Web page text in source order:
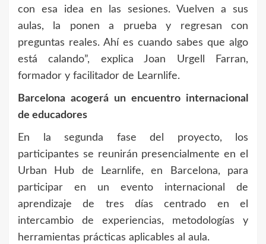
con esa idea en las sesiones. Vuelven a sus
aulas, la ponen a prueba y regresan con
preguntas reales. Ahí es cuando sabes que algo
está calando”, explica Joan Urgell Farran,
formador y facilitador de Learnlife.
Barcelona acogerá un encuentro internacional
de educadores
En la segunda fase del proyecto, los
participantes se reunirán presencialmente en el
Urban Hub de Learnlife, en Barcelona, para
participar en un evento internacional de
aprendizaje de tres días centrado en el
intercambio de experiencias, metodologías y
herramientas prácticas aplicables al aula.